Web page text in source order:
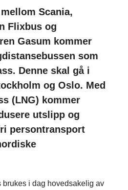
Scania,
Flixbus og
Gasum kommer
som
Denne skal gå i
og Oslo. Med
(LNG) kommer
utslipp og
persontransport
brukes i dag hovedsakelig av